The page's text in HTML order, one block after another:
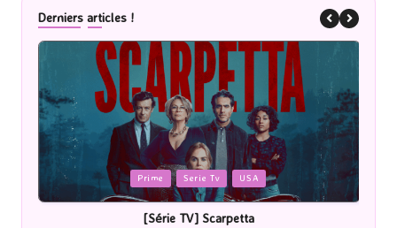
Derniers articles !
Posted
in
Cinéma
[Cinéma] Les Rayons et des ombres